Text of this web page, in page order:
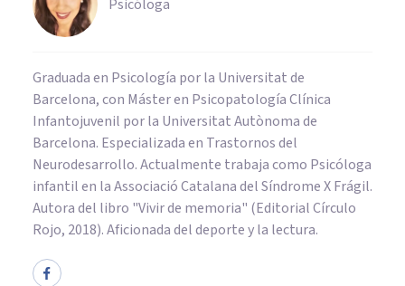
Psicóloga
Graduada en Psicología por la Universitat de
Barcelona, con Máster en Psicopatología Clínica
Infantojuvenil por la Universitat Autònoma de
Barcelona. Especializada en Trastornos del
Neurodesarrollo. Actualmente trabaja como Psicóloga
infantil en la Associació Catalana del Síndrome X Frágil.
Autora del libro "Vivir de memoria" (Editorial Círculo
Rojo, 2018). Aficionada del deporte y la lectura.